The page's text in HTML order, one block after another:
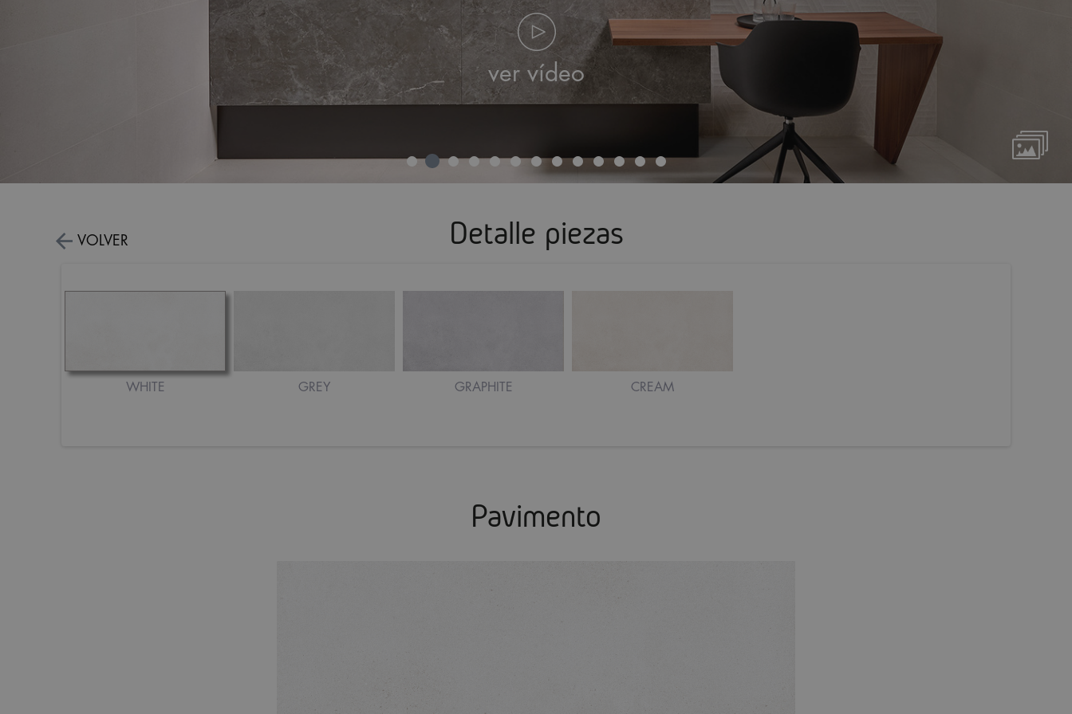
ver vídeo
Detalle piezas
VOLVER
WHITE GREY GRAPHITE CREAM
Pavimento